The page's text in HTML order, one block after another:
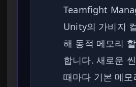
Teamfight
Unity의 가비지
해 동적 메모리
합니다. 새로운
때마다 기본 메